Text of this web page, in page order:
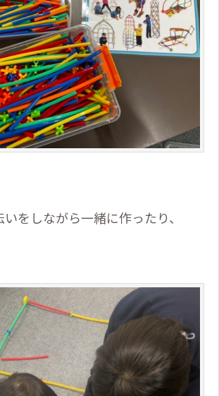
をしながら一緒に作ったり、